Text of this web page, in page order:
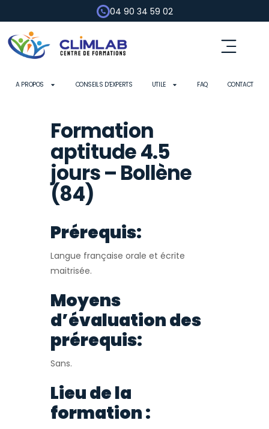
04 90 34 59 02
A PROPOS CONSEILS D’EXPERTS UTILE FAQ CONTACT
Formation
aptitude 4.5
jours – Bollène
(84)
Prérequis:
Langue française orale et écrite
maitrisée.
Moyens
d’évaluation des
prérequis:
Sans.
Lieu de la
formation :